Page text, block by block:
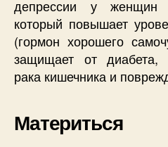
депрессии у женщин
который повышает
(гормон хорошего
защищает от диабета,
рака кишечника и
Материться